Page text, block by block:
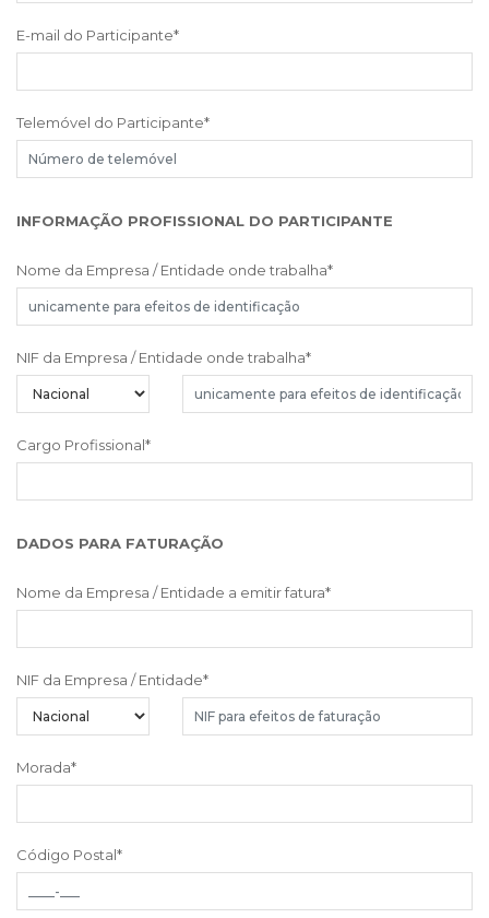
E-mail do Participante*
Telemóvel do Participante*
INFORMAÇÃO PROFISSIONAL DO PARTICIPANTE
Nome da Empresa / Entidade onde trabalha*
NIF da Empresa / Entidade onde trabalha*
Cargo Profissional*
DADOS PARA FATURAÇÃO
Nome da Empresa / Entidade a emitir fatura*
NIF da Empresa / Entidade*
Morada*
Código Postal*